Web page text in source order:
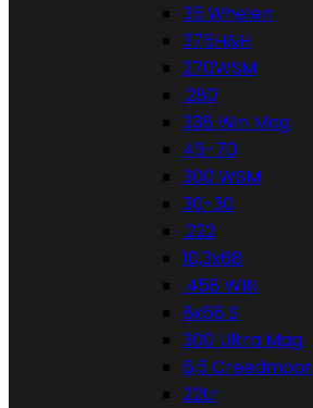
35 Whelen
375H&H
270WSM
.280
338 Win Mag
45-70
300 WSM
30-30
.222
10,3x68
.458 WIN
8x68 S
300 Ultra Mag
6,5 Creedmoor
22Lr